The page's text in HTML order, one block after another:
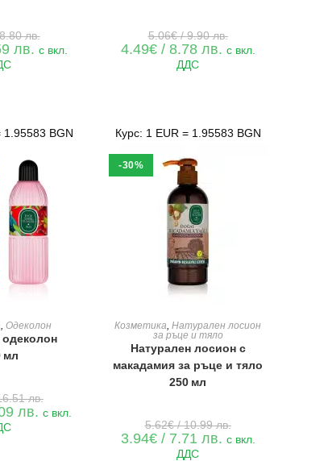
лв.
price
was:
лв. Текущата
цена
с вкл.
5.06€/ 9.90 лв.
price
was:
4.49€/ 8.78 лв. Текущата
цена
с вкл.
ДДС
1.95583 BGN
КОЛИЧКАТА
,Одеколон
мл
лв.
price
was:
лв. Текущата
цена
с вкл.
Курс: 1 EUR = 1.95583 BGN
-30%
ДОБАВЯНЕ В КОЛИЧКАТА
Козметика,Натурален лосион
за ръце и тяло
Натурален лосион с
макадамия за ръце и тяло
250 мл
5.62€/ 10.99 лв.
price
was:
3.94€/ 7.71 лв. Текущата
цена
с вкл.
ДДС